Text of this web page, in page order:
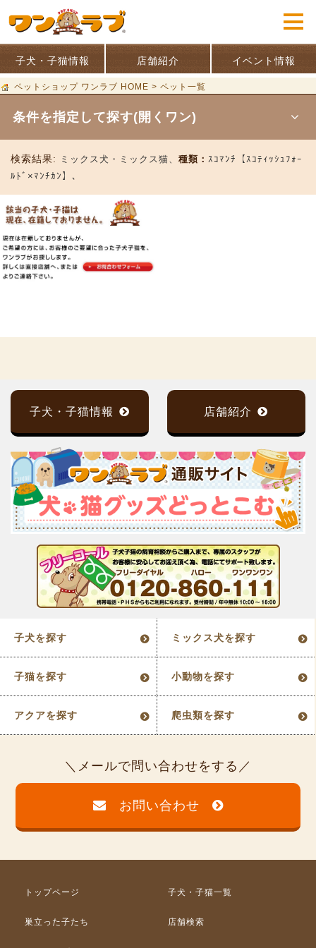
子犬・子猫情報 店舗紹介 イベント情報
ペットショップ ワンラブ HOME > ペット一覧
条件を指定して探す(開くワン)
検索結果: ミックス犬・ミックス猫、 種類： ｽｺﾏﾝﾁ【ｽｺﾃｨｯｼｭﾌｫｰ
ﾙﾄﾞ×ﾏﾝﾁｶﾝ】、
子犬・子猫情報 店舗紹介
子犬を探す ミックス犬を探す
子猫を探す 小動物を探す
アクアを探す 爬虫類を探す
メールで問い合わせをする
お問い合わせ
トップページ 子犬・子猫一覧
巣立った子たち 店舗検索